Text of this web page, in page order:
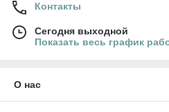
Контакты
Сегодня выходной
Показать весь график
О нас